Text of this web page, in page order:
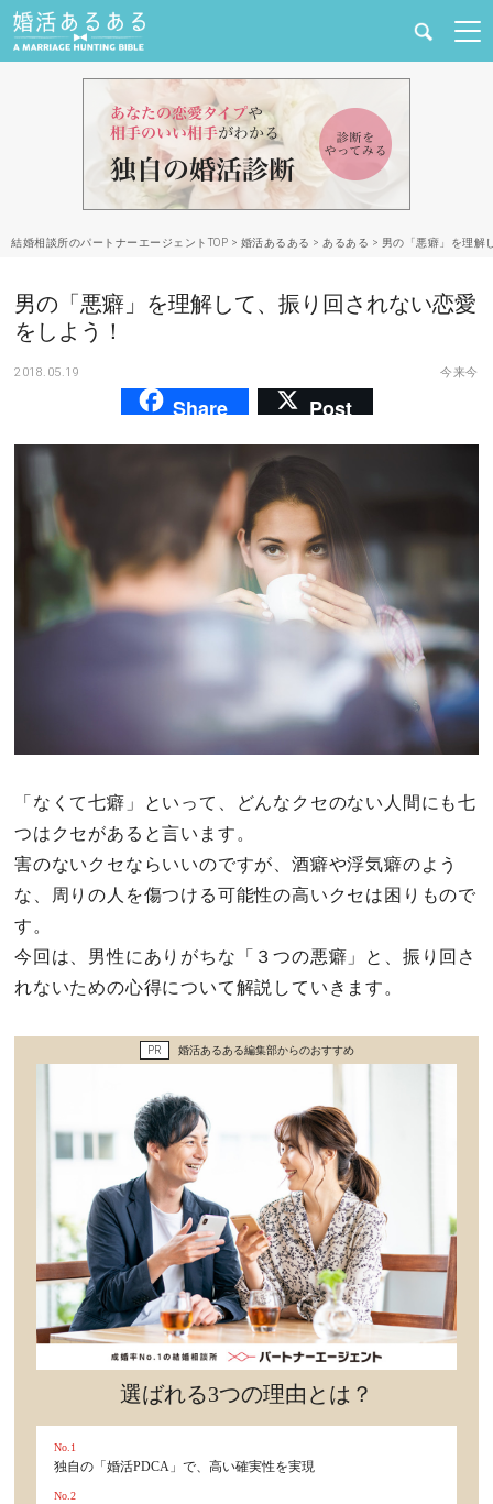
合コン・街コン
マッチングアプリ
その他
ドキドキ
ファッション・美容
グルメ
趣味・旅行
不倫・だめ男
カルチャー・トレンド・芸能
驚き
結婚相談所のパートナーエージェントTOP > 婚活あるある > あるある > 男の「悪癖」を理解
男の「悪癖」を理解して、振り回されない恋愛
をしよう！
2018.05.19 今来今
Share Post
「なくて七癖」といって、どんなクセのない人間にも七
つはクセがあると言います。
害のないクセならいいのですが、酒癖や浮気癖のよう
な、周りの人を傷つける可能性の高いクセは困りもので
す。
今回は、男性にありがちな「３つの悪癖」と、振り回さ
れないための心得について解説していきます。
PR 婚活あるある編集部からのおすすめ
選ばれる3つの理由とは？
No.1
独自の「婚活PDCA」で、高い確実性を実現
No.2